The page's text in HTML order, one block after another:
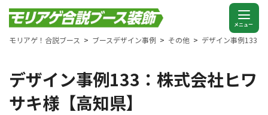
モリアゲ！合説ブース ブースデザイン事例 その他 デザイン事例133：
デザイン事例133：株式会社ヒワ
サキ様【高知県】